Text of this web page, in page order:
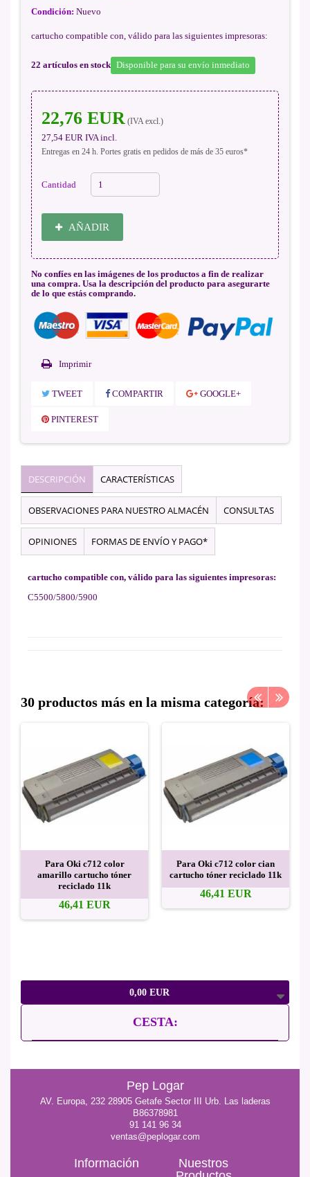
0,00 EUR
CESTA:
Condición: Nuevo
cartucho compatible con, válido para las siguientes impresoras:
22 artículos en stock Disponible para su envío inmediato
22,76 EUR (IVA excl.)
27,54 EUR IVA incl.
Entregas en 24 h. Portes gratis en pedidos de más de 35 euros*
Cantidad
AÑADIR
No confíes en las imágenes de los productos a fin de realizar
una compra. Usa la descripción del producto para asegurarte
de lo que estás comprando.
Imprimir
TWEET COMPARTIR GOOGLE+
PINTEREST
DESCRIPCIÓN CARACTERÍSTICAS
OBSERVACIONES PARA NUESTRO ALMACÉN CONSULTAS
OPINIONES FORMAS DE ENVÍO Y PAGO*
cartucho compatible con, válido para las siguientes impresoras:
C5500/5800/5900
30 productos más en la misma categoría:
Para Oki c712 color
amarillo cartucho tóner
reciclado 11k
46,41 EUR
Para Oki c712 color cian
cartucho tóner reciclado 11k
46,41 EUR
Pep Logar
AV. Europa, 232 28905 Getafe Sector III Urb. Las laderas
B86378981
91 141 96 34
ventas@peplogar.com
Información
Nuestros